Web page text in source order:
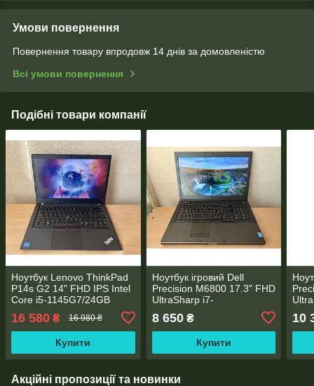
Умови повернення
Повернення товару впродовж 14 днів за домовленістю
Всі умови повернення
Подібні товари компанії
Ноутбук Lenovo ThinkPad
P14s G2 14" FHD IPS Intel
Core i5-1145G7/24GB
M.2/NVIDIA T500 4 GB
GDDR6
16 580 ₴ 16 980 ₴
Купити
Ноутбук ігровий Dell
Precision M6800 17.3" FHD
UltraSharp i7-
Nvidia Quadro K5100M
8GB 256bit
8 650₴
Купити
10
Акційні пропозиції та новинки